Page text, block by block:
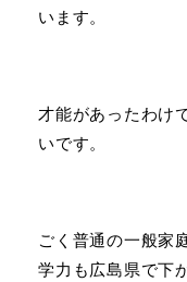
います。
才能があったわけ
いです。
ごく普通の一般家
学力も広島県で下